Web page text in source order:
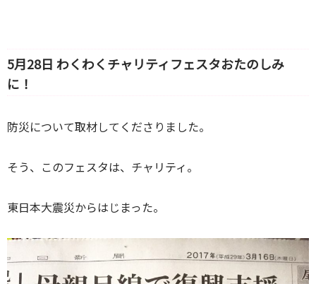
5月28日 わくわくチャリティフェスタおたのしみ
に！
防災について取材してくださりました。
そう、このフェスタは、チャリティ。
東日本大震災からはじまった。